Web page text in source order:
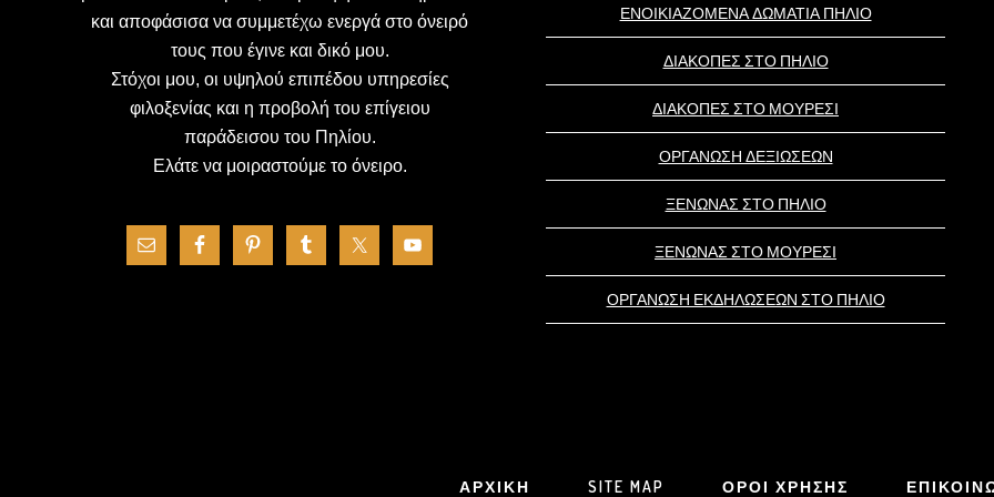
και αποφάσισα να συμμετέχω ενεργά στο όνειρό
τους που έγινε και δικό μου.
Στόχοι μου, οι υψηλού επιπέδου υπηρεσίες
φιλοξενίας και η προβολή του επίγειου
παράδεισου του Πηλίου.
Ελάτε να μοιραστούμε το όνειρο.
ΕΝΟΙΚΙΑΖΟΜΕΝΑ ΔΩΜΑΤΙΑ ΠΗΛΙΟ
ΔΙΑΚΟΠΕΣ ΣΤΟ ΠΗΛΙΟ
ΔΙΑΚΟΠΕΣ ΣΤΟ ΜΟΥΡΕΣΙ
ΟΡΓΑΝΩΣΗ ΔΕΞΙΩΣΕΩΝ
ΞΕΝΩΝΑΣ ΣΤΟ ΠΗΛΙΟ
ΞΕΝΩΝΑΣ ΣΤΟ ΜΟΥΡΕΣΙ
ΟΡΓΑΝΩΣΗ ΕΚΔΗΛΩΣΕΩΝ ΣΤΟ ΠΗΛΙΟ
ΑΡΧΙΚΗ SITE MAP ΟΡΟΙ ΧΡΗΣΗΣ